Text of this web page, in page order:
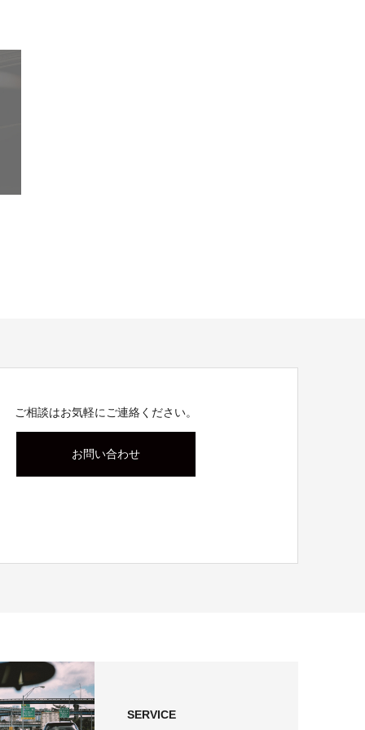
ご相談はお気軽にご連絡ください。
お問い合わせ
SERVICE